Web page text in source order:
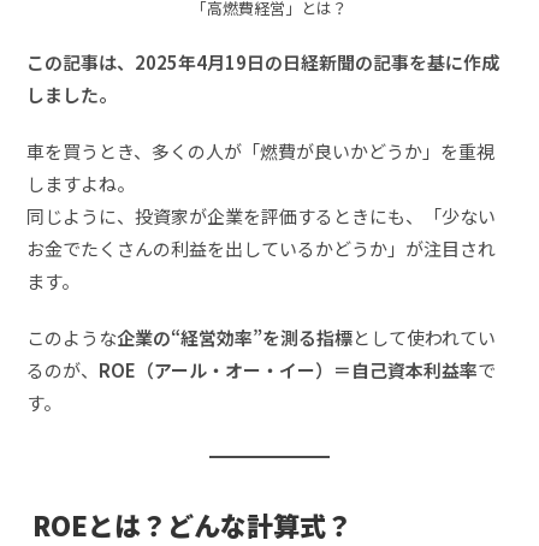
「高燃費経営」とは？
この記事は、2025年4月19日の日経新聞の記事を基に作成
しました。
車を買うとき、多くの人が「燃費が良いかどうか」を重視
しますよね。
同じように、投資家が企業を評価するときにも、「少ない
お金でたくさんの利益を出しているかどうか」が注目され
ます。
このような企業の“経営効率”を測る指標として使われてい
るのが、 ROE（アール・オー・イー）＝自己資本利益率で
す。
ROEとは？どんな計算式？